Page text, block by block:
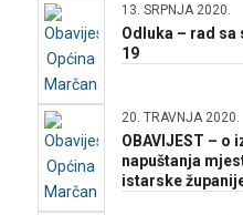
13. SRPNJA 2020.
Odluka – rad sa
19
20. TRAVNJA 2020.
OBAVIJEST – o
napuštanja
istarske